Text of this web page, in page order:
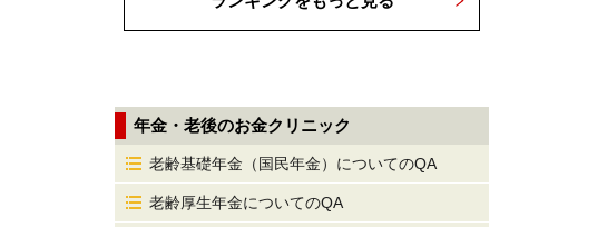
年金・老後のお金クリニック
老齢基礎年金（国民年金）についてのQA
老齢厚生年金についてのQA